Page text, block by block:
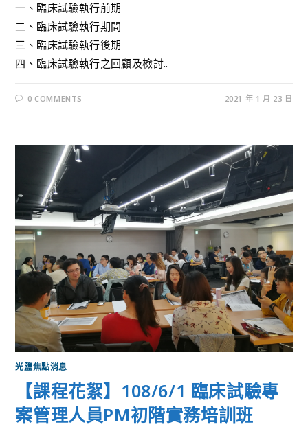
一、臨床試驗執行前期
二、臨床試驗執行期間
三、臨床試驗執行後期
四、臨床試驗執行之回顧及檢討..
0 COMMENTS 2021 年 1 月 23 日
光鹽焦點消息
【課程花絮】108/6/1 臨床試驗專
案管理人員PM初階實務培訓班